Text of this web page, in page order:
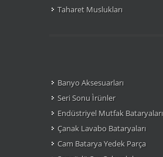
Taharet Muslukları
Banyo Aksesuarları
Seri Sonu Ìrünler
Endüstriyel Mutfak Bataryaları
Çanak Lavabo Bataryaları
Cam Batarya Yedek Parça